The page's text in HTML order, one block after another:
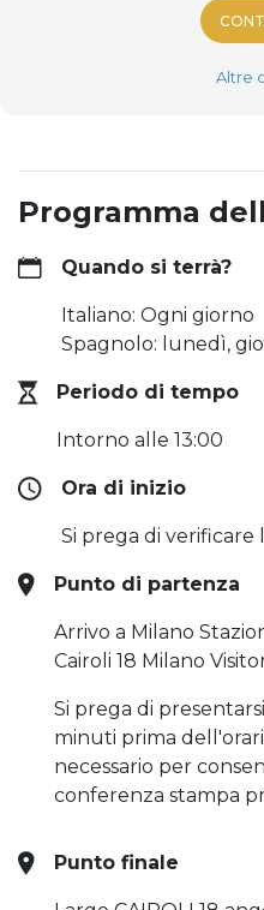
Altre
Programma
Quando si terrà?
Italiano: Ogni giorno
Spagnolo: lunedì,
Periodo di tempo
Intorno alle 13:00
Ora di inizio
Si prega di verificare
Punto di partenza
Arrivo a Milano
Cairoli 18 Milano
Si prega di
minuti prima
necessario per
conferenza stampa
Punto finale